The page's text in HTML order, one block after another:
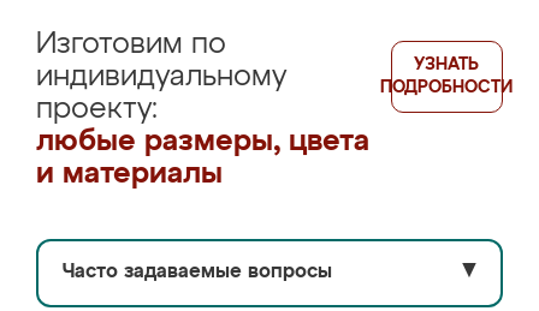
Изготовим по
индивидуальному
проекту:
любые размеры, цвета
и материалы
УЗНАТЬ
ПОДРОБНОСТИ
Часто задаваемые вопросы ▼